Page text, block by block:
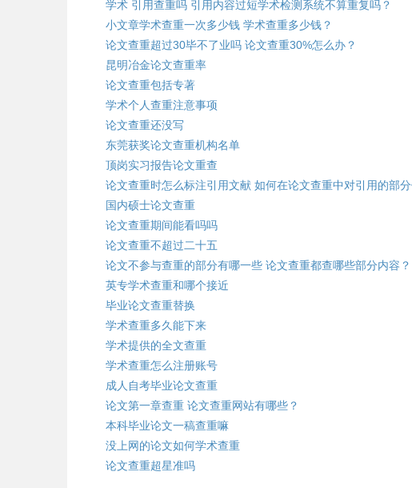
学术 引用查重吗 引用内容过短学术检测系统不算重复吗？
小文章学术查重一次多少钱 学术查重多少钱？
论文查重超过30毕不了业吗 论文查重30%怎么办？
昆明冶金论文查重率
论文查重包括专著
学术个人查重注意事项
论文查重还没写
东莞获奖论文查重机构名单
顶岗实习报告论文重查
论文查重时怎么标注引用文献 如何在论文查重中对引用的部
国内硕士论文查重
论文查重期间能看吗吗
论文查重不超过二十五
论文不参与查重的部分有哪一些 论文查重都查哪些部分内容？
英专学术查重和哪个接近
毕业论文查重替换
学术查重多久能下来
学术提供的全文查重
学术查重怎么注册账号
成人自考毕业论文查重
论文第一章查重 论文查重网站有哪些？
本科毕业论文一稿查重嘛
没上网的论文如何学术查重
论文查重超星准吗